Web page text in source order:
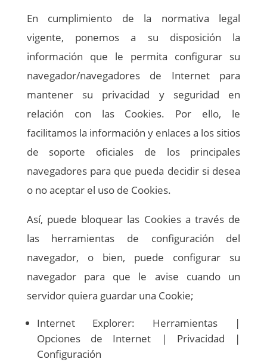
En cumplimiento de la normativa legal
vigente, ponemos a su disposición la
información que le permita configurar su
navegador/navegadores de Internet para
mantener su privacidad y seguridad en
relación con las Cookies. Por ello, le
facilitamos la información y enlaces a los sitios
de soporte oficiales de los principales
navegadores para que pueda decidir si desea
o no aceptar el uso de Cookies.
Así, puede bloquear las Cookies a través de
las herramientas de configuración del
navegador, o bien, puede configurar su
navegador para que le avise cuando un
servidor quiera guardar una Cookie;
Internet Explorer: Herramientas |
Opciones de Internet | Privacidad |
Configuración